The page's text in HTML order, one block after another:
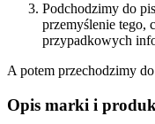
Podchodzimy do
przemyślenie tego,
przypadkowych
A potem przechodzimy
Opis marki i